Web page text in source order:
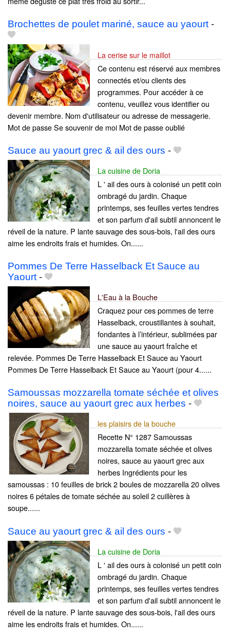
Brochettes de poulet mariné, sauce au yaourt -
La cerise sur le maillot
Ce contenu est réservé aux membres
connectés et/ou clients des
programmes. Pour accéder à ce
contenu, veuillez vous identifier ou
devenir membre. Nom d'utilisateur ou adresse de messagerie.
Mot de passe Se souvenir de moi Mot de passe oublié
Sauce au yaourt grec & ail des ours -
La cuisine de Doria
L ' ail des ours à colonisé un petit coin
ombragé du jardin. Chaque
printemps, ses feuilles vertes tendres
et son parfum d'ail subtil annoncent le
réveil de la nature. P lante sauvage des sous-bois, l'ail des ours
aime les endroits frais et humides. On......
Pommes De Terre Hasselback Et Sauce au
Yaourt -
L'Eau à la Bouche
Craquez pour ces pommes de terre
Hasselback, croustillantes à souhait,
fondantes à l’intérieur, sublimées par
une sauce au yaourt fraîche et
relevée. Pommes De Terre Hasselback Et Sauce au Yaourt
Pommes De Terre Hasselback Et Sauce au Yaourt (pour 4......
Samoussas mozzarella tomate séchée et olives
noires, sauce au yaourt grec aux herbes -
les plaisirs de la bouche
Recette N° 1287 Samoussas
mozzarella tomate séchée et olives
noires, sauce au yaourt grec aux
herbes Ingrédients pour les
samoussas : 10 feuilles de brick 2 boules de mozzarella 20 olives
noires 6 pétales de tomate séchée au soleil 2 cuillères à
soupe......
Sauce au yaourt grec & ail des ours -
La cuisine de Doria
L ' ail des ours à colonisé un petit coin
ombragé du jardin. Chaque
printemps, ses feuilles vertes tendres
et son parfum d'ail subtil annoncent le
réveil de la nature. P lante sauvage des sous-bois, l'ail des ours
aime les endroits frais et humides. On......